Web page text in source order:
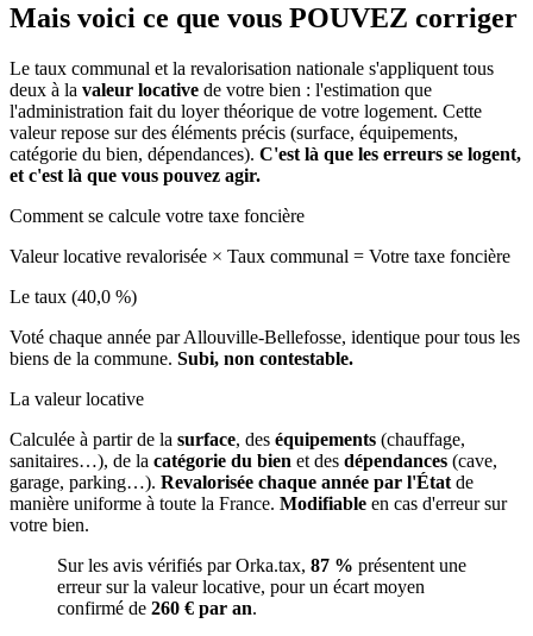
Mais voici ce que vous POUVEZ corriger
Le taux communal et la revalorisation nationale s'appliquent tous
deux à la valeur locative de votre bien : l'estimation que
l'administration fait du loyer théorique de votre logement. Cette
valeur repose sur des éléments précis (surface, équipements,
catégorie du bien, dépendances). C'est là que les erreurs se logent,
et c'est là que vous pouvez agir.
Comment se calcule votre taxe foncière
Valeur locative revalorisée × Taux communal = Votre taxe foncière
Le taux (40,0 %)
Voté chaque année par Allouville-Bellefosse, identique pour tous les
biens de la commune. Subi, non contestable.
La valeur locative
Calculée à partir de la surface, des équipements (chauffage,
sanitaires…), de la catégorie du bien et des dépendances (cave,
garage, parking…). Revalorisée chaque année par l'État de
manière uniforme à toute la France. Modifiable en cas d'erreur sur
votre bien.
Sur les avis vérifiés par Orka.tax, 87 % présentent une
erreur sur la valeur locative, pour un écart moyen
confirmé de 260 € par an.